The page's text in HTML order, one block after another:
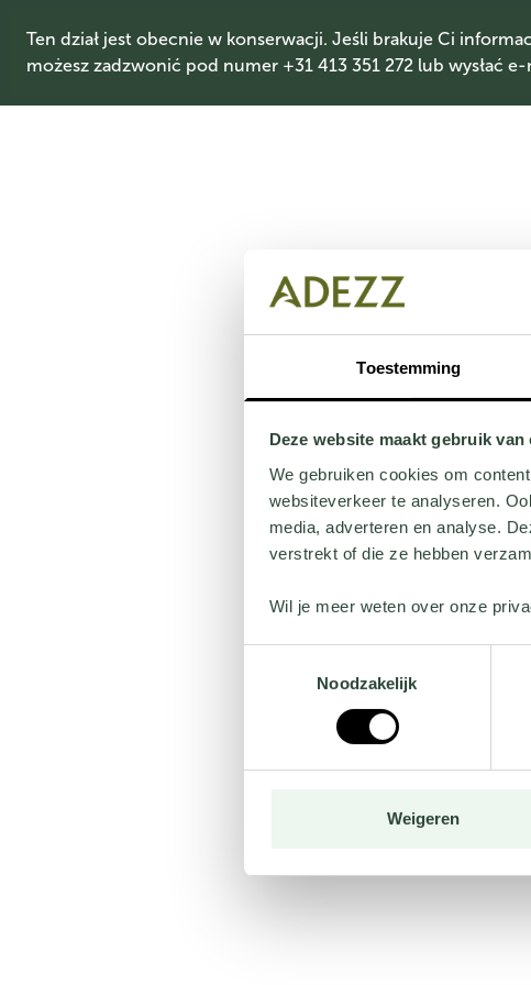
Toestemming
Deze website maakt gebruik van
We gebruiken cookies om
websiteverkeer te analyseren.
media, adverteren en analyse.
verstrekt of die ze hebben
Wil je meer weten over onze
Noodzakelijk
Weigeren
Ten dział jest obecnie w konserwacji. Jeśli brakuje Ci
możesz zadzwonić pod numer +31 413 351 272 lub wysłać e-